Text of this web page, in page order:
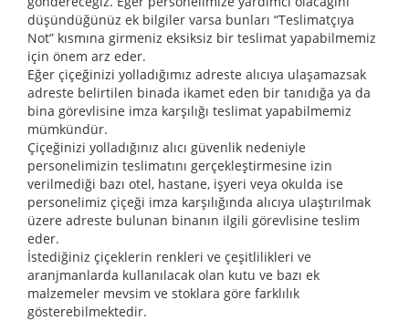
düşündüğünüz ek bilgiler varsa bunları “Teslimatçıya
Not” kısmına girmeniz eksiksiz bir teslimat yapabilmemiz
için önem arz eder.
Eğer çiçeğinizi yolladığımız adreste alıcıya ulaşamazsak
adreste belirtilen binada ikamet eden bir tanıdığa ya da
bina görevlisine imza karşılığı teslimat yapabilmemiz
mümkündür.
Çiçeğinizi yolladığınız alıcı güvenlik nedeniyle
personelimizin teslimatını gerçekleştirmesine izin
verilmediği bazı otel, hastane, işyeri veya okulda ise
personelimiz çiçeği imza karşılığında alıcıya ulaştırılmak
üzere adreste bulunan binanın ilgili görevlisine teslim
eder.
İstediğiniz çiçeklerin renkleri ve çeşitlilikleri ve
aranjmanlarda kullanılacak olan kutu ve bazı ek
malzemeler mevsim ve stoklara göre farklılık
gösterebilmektedir.